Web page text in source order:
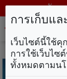
วันอ
การเก็บแ
เว็บไซต์นี้ใช้คุ
การใช้เว็บไซ
ทั้งหมดตามนโ